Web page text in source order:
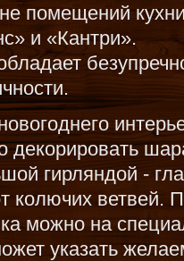
помещений
и «Кантри».
гирляндой -
колючих ветвей.
можно на
указать